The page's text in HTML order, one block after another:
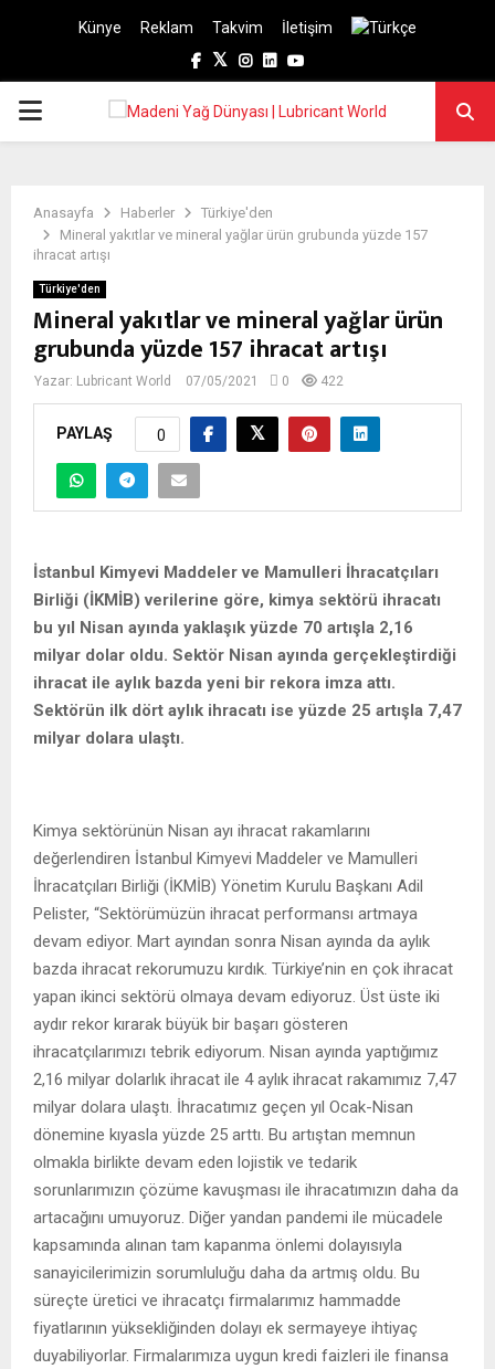
Künye Reklam Takvim
İletişim
Facebook
TwitterInstagram
LinkedinYoutube
PRIMARY
Anasayfa Haberler
Türkiye'den
Mineral yakıtlar ve mineral yağlar ürün grubunda yüzde 157
ihracat artışı
Türkiye'den
Mineral yakıtlar ve mineral yağlar ürün
grubunda yüzde 157 ihracat artışı
Yazar: Lubricant World 07/05/2021 0 422
PAYLAŞ 0
İstanbul Kimyevi Maddeler ve Mamulleri İhracatçıları
Birliği (İKMİB) verilerine göre, kimya sektörü ihracatı
bu yıl Nisan ayında yaklaşık yüzde 70 artışla 2,16
milyar dolar oldu. Sektör Nisan ayında gerçekleştirdiği
ihracat ile aylık bazda yeni bir rekora imza attı.
Sektörün ilk dört aylık ihracatı ise yüzde 25 artışla 7,47
milyar dolara ulaştı.
Kimya sektörünün Nisan ayı ihracat rakamlarını
değerlendiren İstanbul Kimyevi Maddeler ve Mamulleri
İhracatçıları Birliği (İKMİB) Yönetim Kurulu Başkanı Adil
Pelister, “Sektörümüzün ihracat performansı artmaya
devam ediyor. Mart ayından sonra Nisan ayında da aylık
bazda ihracat rekorumuzu kırdık. Türkiye’nin en çok ihracat
yapan ikinci sektörü olmaya devam ediyoruz. Üst üste iki
aydır rekor kırarak büyük bir başarı gösteren
ihracatçılarımızı tebrik ediyorum. Nisan ayında yaptığımız
2,16 milyar dolarlık ihracat ile 4 aylık ihracat rakamımız 7,47
milyar dolara ulaştı. İhracatımız geçen yıl Ocak-Nisan
dönemine kıyasla yüzde 25 arttı. Bu artıştan memnun
olmakla birlikte devam eden lojistik ve tedarik
sorunlarımızın çözüme kavuşması ile ihracatımızın daha da
artacağını umuyoruz. Diğer yandan pandemi ile mücadele
kapsamında alınan tam kapanma önlemi dolayısıyla
sanayicilerimizin sorumluluğu daha da artmış oldu. Bu
süreçte üretici ve ihracatçı firmalarımız hammadde
fiyatlarının yüksekliğinden dolayı ek sermayeye ihtiyaç
duyabiliyorlar. Firmalarımıza uygun kredi faizleri ile finansa